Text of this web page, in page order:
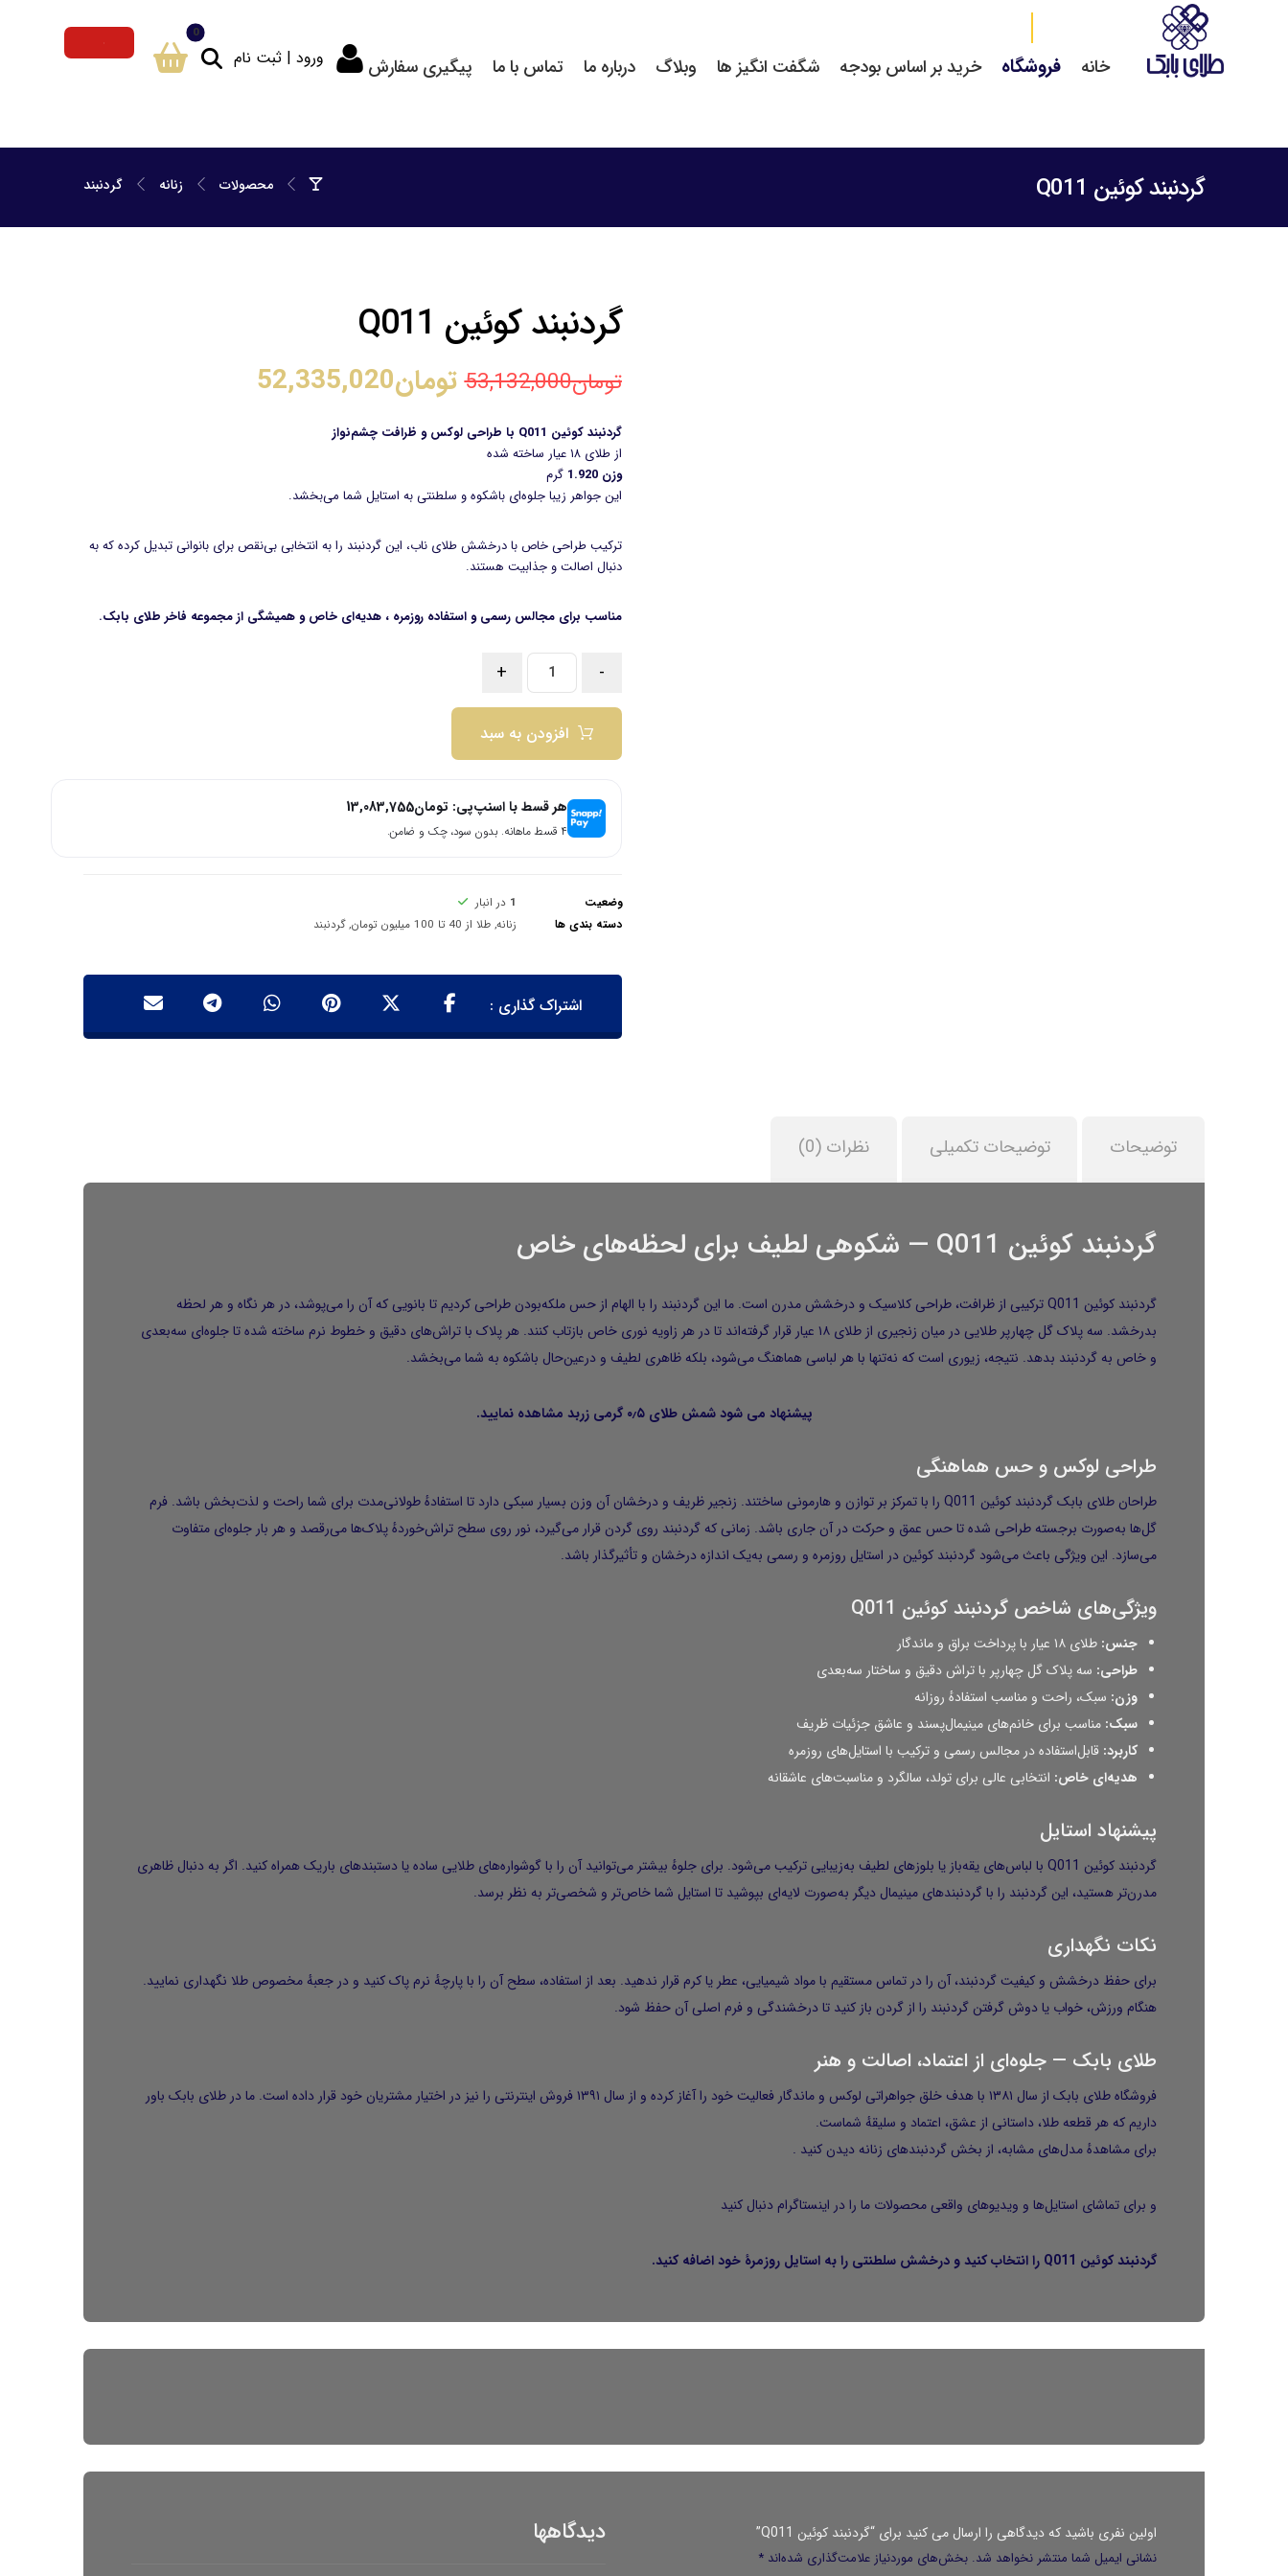
خانه فروشگاه خرید بر اساس بودجه شگفت انگیز ها وبلاگ درباره ما تماس با ما پیگیری سفارش ورود | ثبت نام
گردنبند کوئین Q011 محصولات زنانه گردنبند
گردنبند کوئین Q011
تومان53,132,000 تومان52,335,020
گردنبند کوئین Q011 با طراحی لوکس و ظرافت چشم‌نواز
از طلای ۱۸ عیار ساخته شده
وزن 1.920
گرم
این جواهر زیبا جلوه‌ای باشکوه و سلطنتی به استایل شما می‌بخشد.
ترکیب طراحی خاص با درخشش طلای ناب، این گردنبند را به انتخابی بی‌نقص برای بانوانی تبدیل کرده که به
دنبال اصالت و جذابیت هستند.
مناسب برای مجالس رسمی و استفاده روزمره ، هدیه‌ای خاص و همیشگی از مجموعه فاخر طلای بابک.
-
+
افزودن به سبد
هر قسط با اسنپ‌پی: تومان13,083,755
۴ قسط ماهانه. بدون سود، چک و ضامن.
وضعیت 1 در انبار
دسته بندی ها
زنانه,طلا از 40 تا 100 میلیون تومان ,گردنبند
توضیحات توضیحات تکمیلی نظرات (0)
گردنبند کوئین Q011 — شکوهی لطیف برای لحظه‌های خاص
گردنبند کوئین Q011 ترکیبی از ظرافت، طراحی کلاسیک و درخشش مدرن است. ما این گردنبند را با الهام از حس ملکه‌بودن طراحی کردیم تا بانویی که آن را می‌پوشد، در هر نگاه و هر لحظه
بدرخشد. سه پلاک گل چهارپر طلایی در میان زنجیری از طلای ۱۸ عیار قرار گرفته‌اند تا در هر زاویه نوری خاص بازتاب کنند. هر پلاک با تراش‌های دقیق و خطوط نرم ساخته شده تا جلوه‌ای سه‌بعدی
و خاص به گردنبند بدهد. نتیجه، زیوری است که نه‌تنها با هر لباسی هماهنگ می‌شود، بلکه ظاهری لطیف و درعین‌حال باشکوه به شما می‌بخشد.
پیشنهاد می شودشمش طلای ۰٫۵ گرمی زربد مشاهده نمایید.
طراحی لوکس و حس هماهنگی
طراحان طلای بابک گردنبند کوئین Q011 را با تمرکز بر توازن و هارمونی ساختند. زنجیر ظریف و درخشان آن وزن بسیار سبکی دارد تا استفادهٔ طولانی‌مدت برای شما راحت و لذت‌بخش باشد. فرم
گل‌ها به‌صورت برجسته طراحی شده تا حس عمق و حرکت در آن جاری باشد. زمانی که گردنبند روی گردن قرار می‌گیرد، نور روی سطح تراش‌خوردهٔ پلاک‌ها می‌رقصد و هر بار جلوه‌ای متفاوت
می‌سازد. این ویژگی باعث می‌شود گردنبند کوئین در استایل روزمره و رسمی به‌یک‌ اندازه درخشان و تأثیرگذار باشد.
ویژگی‌های شاخص گردنبند کوئین Q011
جنس: طلای ۱۸ عیار با پرداخت براق و ماندگار
طراحی: سه پلاک گل چهارپر با تراش دقیق و ساختار سه‌بعدی
وزن: سبک، راحت و مناسب استفادهٔ روزانه
سبک: مناسب برای خانم‌های مینیمال‌پسند و عاشق جزئیات ظریف
کاربرد: قابل‌استفاده در مجالس رسمی و ترکیب با استایل‌های روزمره
هدیه‌ای خاص: انتخابی عالی برای تولد، سالگرد و مناسبت‌های عاشقانه
پیشنهاد استایل
گردنبند کوئین Q011 با لباس‌های یقه‌باز یا بلوزهای لطیف به‌زیبایی ترکیب می‌شود. برای جلوهٔ بیشتر می‌توانید آن را با گوشواره‌های طلایی ساده یا دستبندهای باریک همراه کنید. اگر به دنبال ظاهری
مدرن‌تر هستید، این گردنبند را با گردنبندهای مینیمال دیگر به‌صورت لایه‌ای بپوشید تا استایل شما خاص‌تر و شخصی‌تر به نظر برسد.
نکات نگهداری
برای حفظ درخشش و کیفیت گردنبند، آن را در تماس مستقیم با مواد شیمیایی، عطر یا کرم قرار ندهید. بعد از استفاده، سطح آن را با پارچهٔ نرم پاک کنید و در جعبهٔ مخصوص طلا نگهداری نمایید.
هنگام ورزش، خواب یا دوش گرفتن گردنبند را از گردن باز کنید تا درخشندگی و فرم اصلی آن حفظ شود.
طلای بابک — جلوه‌ای از اعتماد، اصالت و هنر
فروشگاهطلای بابک
از سال ۱۳۸۱ با هدف خلق جواهراتی لوکس و ماندگار فعالیت خود را آغاز کرده و از سال ۱۳۹۱ فروش اینترنتی را نیز در اختیار مشتریان خود قرار داده است. ما در طلای بابک باور
داریم که هر قطعه طلا، داستانی از عشق، اعتماد و سلیقهٔ شماست.
برای مشاهدهٔ مدل‌های مشابه، از بخش گردنبندهای زنانه دیدن کنید .
و برای تماشای استایل‌ها و ویدیوهای واقعی محصولات ما را در اینستاگرام دنبال کنید
گردنبند کوئین Q011 را انتخاب کنید و درخشش سلطنتی را به استایل روزمرهٔ خود اضافه کنید.
دیدگاهها اولین نفری باشید که دیدگاهی را ارسال می کنید برای “گردنبند کوئین Q011”
نشانی ایمیل شما منتشر نخواهد شد. بخش‌های موردنیاز علامت‌گذاری شده‌اند *